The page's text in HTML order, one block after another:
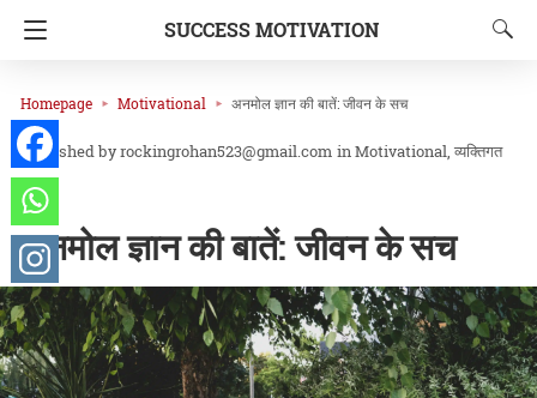
SUCCESS MOTIVATION
Homepage Motivational अनमोल ज्ञान की बातें: जीवन के सच
rockingrohan523@gmail.com inMotivational व्यक्तिगत
विकास
अनमोल ज्ञान की बातें: जीवन के सच